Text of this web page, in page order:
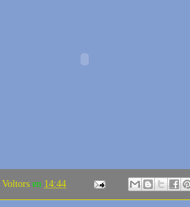
Voltors en 14:44